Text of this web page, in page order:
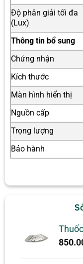
Độ phân giải tối đa
(Lux)
Thông tin bổ sung
Chứng nhận
Kích thước
Màn hình hiển thị
Nguồn cấp
Trọng lượng
Bảo hành